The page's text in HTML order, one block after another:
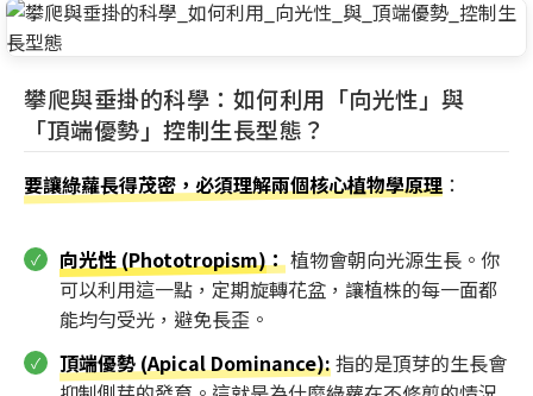
攀爬與垂掛的科學：如何利用「向光性」與
「頂端優勢」控制生長型態？
要讓綠蘿長得茂密，必須理解兩個核心植物學原理 ：
向光性 (Phototropism)：植物會朝向光源生長。你
可以利用這一點，定期旋轉花盆，讓植株的每一面都
能均勻受光，避免長歪。
頂端優勢 (Apical Dominance):指的是頂芽的生長會